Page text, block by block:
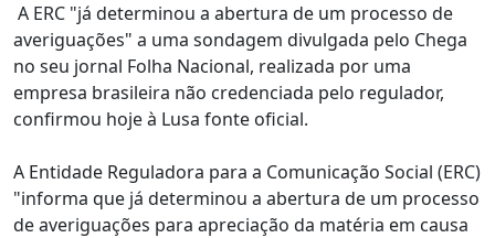
A ERC "já determinou a abertura de um processo de
averiguações" a uma sondagem divulgada pelo Chega
no seu jornal Folha Nacional, realizada por uma
empresa brasileira não credenciada pelo regulador,
confirmou hoje à Lusa fonte oficial.
A Entidade Reguladora para a Comunicação Social (ERC)
"informa que já determinou a abertura de um processo
de averiguações para apreciação da matéria em causa